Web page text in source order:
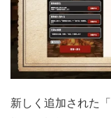
新しく追加された